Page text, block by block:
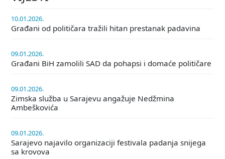
10.01.2026.
Građani od političara tražili hitan prestanak padavina
09.01.2026.
Građani BiH zamolili SAD da pohapsi i domaće političare
09.01.2026.
Zimska služba u Sarajevu angažuje Nedžmina
Ambeškovića
09.01.2026.
Sarajevo najavilo organizaciji festivala padanja snijega
sa krovova